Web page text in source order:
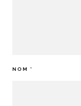
NOM *